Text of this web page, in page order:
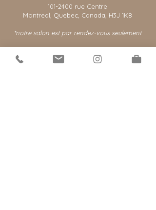
101-2400 rue Centre
Montreal, Quebec, Canada, H3J 1K8
*notre salon est par rendez-vous seulement